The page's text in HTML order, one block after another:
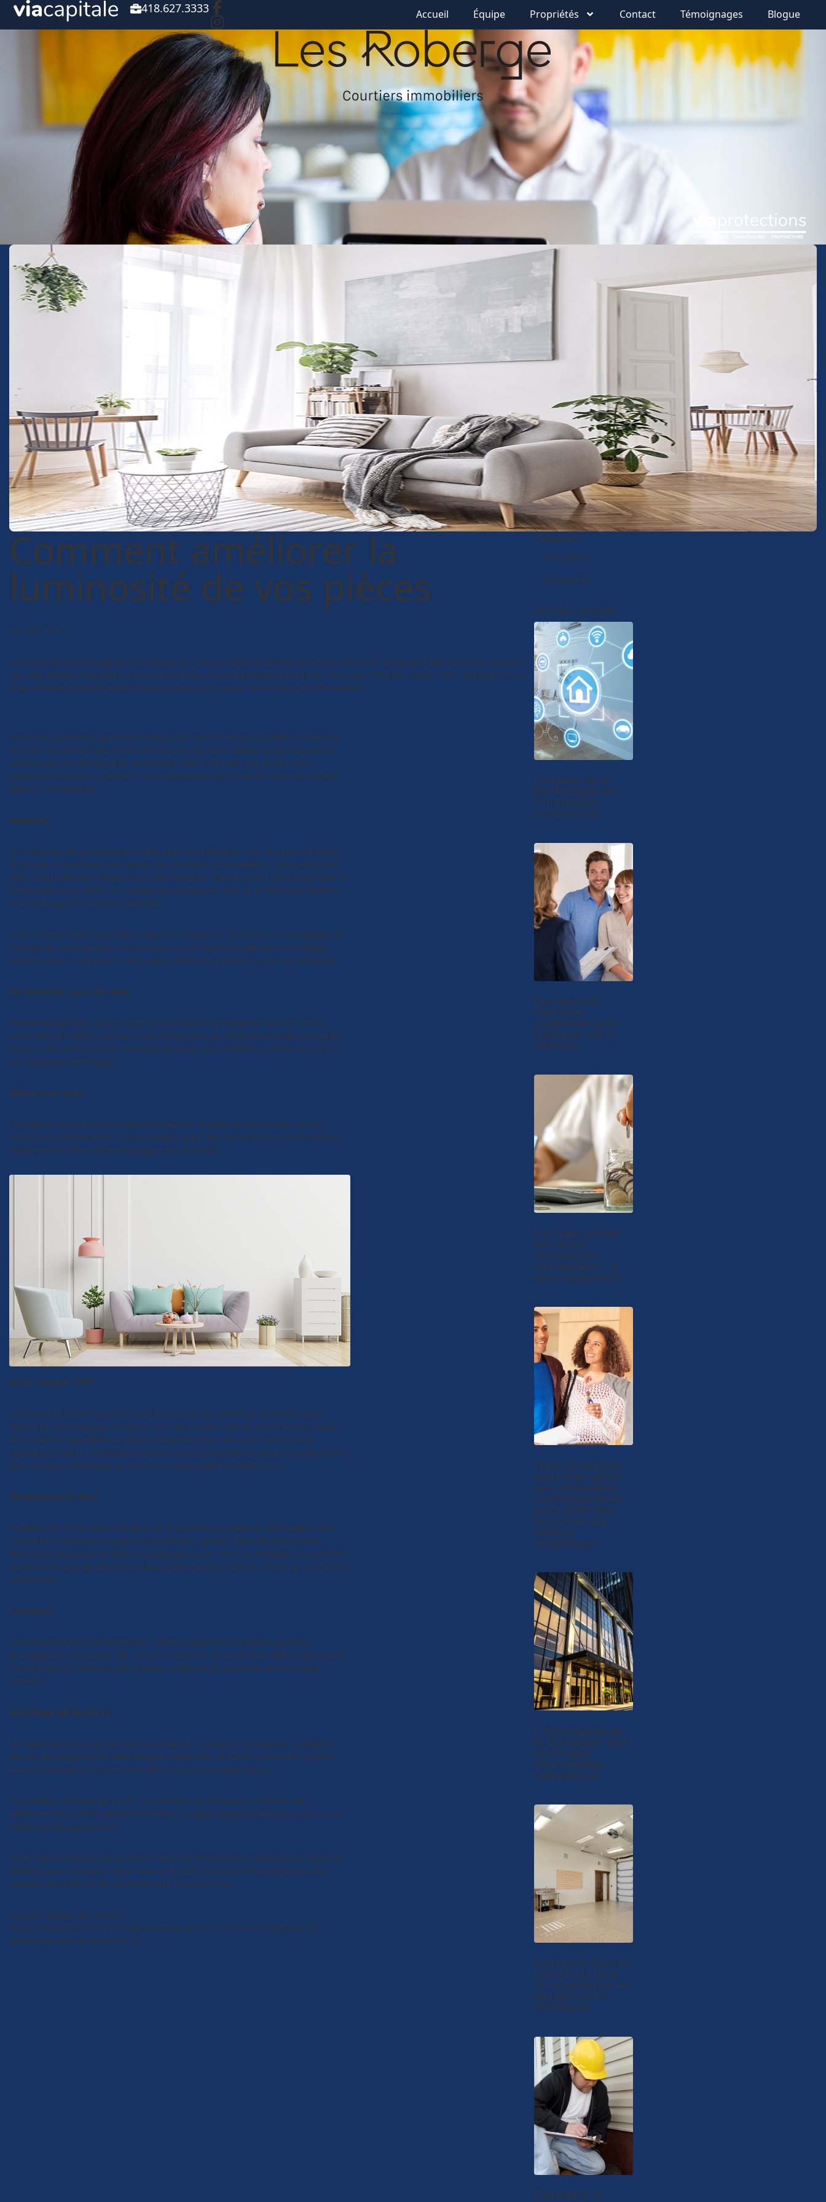
418.627.3333 Accueil Équipe Propriétés Contact Témoignages Blogue
Comment améliorer la
luminosité de vos pièces
20 mai, 2021
Certaines personnes apprécient l’obscurité, mais la majorité préfère la lumière, la clarté. Ce ne sont pas toutes les maisons
qui sont dotées de grandes pièces lumineuses à la fenestration abondante. Mais tout n’est pas perdu. Voici quelques trucs
pour améliorer la luminosité de votre maison sans vous lancer dans les rénovations.
Certaines personnes apprécient l’obscurité, mais la majorité préfère la lumière,
la clarté. Ce ne sont pas toutes les maisons qui sont dotées de grandes pièces
lumineuses à la fenestration abondante. Mais tout n’est pas perdu. Voici
quelques trucs pour améliorer la luminosité de votre maison sans vous lancer
dans les rénovations.
Meubles
Les meubles de grand-maman Alice sont magnifiques, mais ils sont imposants
et foncés. Il serait peut-être temps de repenser votre mobilier : plus petit, plus
pâle. Et que dire de la disposition des meubles? Elle joue pour beaucoup dans la
luminosité d’une pièce. Un meuble foncé disposé sous ou à côté d’une fenêtre
fera ombrage à la lumière naturelle.
Vous pourriez aussi vous lancer dans un projet DIY. Si ça vous dit de décaper le
meuble de votre ancêtre, une teinture ou une peinture pâle est à privilégier.
Comme pour le plancher, le bois pâle reflétera la lumière au lieu de l’absorber.
Un plancher qui a du sens
Parlant de plancher, saviez-vous que les lattes d’un plancher de bois ont un
sens? Afin de refléter un maximum de lumière, les lattes doivent être installées
dans le sens de la lumière naturelle qui entre par la fenêtre. Encore une fois, le
bois pâle est à privilégier.
Moins pour plus
Une pièce encombrée alourdit l’atmosphère et réduit la luminosité. Le mot
d’ordre est minimalisme : moins d’objets pour plus de lumière. Désencombrez
votre espace! Moins d’époussetage, plus de clarté.
De la couleur, SVP!
Comment illuminer une pièce sombre en un rien de temps et à faible coût?
Peinturez votre plafond en blanc, c’est une couleur (plutôt la somme de toutes
les couleurs!) qui reflète la lumière naturelle. Pour les murs, nous avons
tendance à oublier les couleurs claires comme le pastel qui font un grand retour
dans la déco. Privilégiez les murs de couleur pâle et éclatez-vous!
Accessoires et déco
Installez un miroir dans une pièce et la lumière s’y reflétera. Sans oublier que
vous aurez l’impression que la pièce est plus grande. Pour les accessoires
décoratifs, favorisez les objets métalliques ou en verre. Ils refléteront la lumière
naturelle en plus de donner un beau look à la pièce. Miroir, miroir, qui est la plus
lumineuse?
Lumières
Qui dit luminosité, dit luminaires. Selon la pièce et la lumière naturelle,
privilégiez les ampoules DEL. Vous y trouverez un vaste choix d’éclairage chaud
ou froid selon l’utilisation de la pièce. L’idée est de ne laisser aucune zone
d’ombre.
Habillage de fenêtres
Un habillage très imposant nuira à l’objectif : une pièce lumineuse. La fenêtre
devrait être légèrement habillée pour maximiser la lumière naturelle. Laissez
faire les rideaux en velours noir, dites oui aux voilages blancs.
Une fenêtre orientée au nord? Ce n’est plus un problème. Installez des
réflecteurs de lumière devant la fenêtre. Ce petit gadget illuminera votre vie en
même temps que la pièce.
Il n’est pas nécessaire de se lancer dans des rénovations coûteuses ou l’ajout de
fenêtres pour illuminer votre maison. Il suffit d’un peu d’huile de bras pour
peindre une pièce et de créativité pour l’accessoiriser.
Source : Blogue de Centris :
https://www.centris.ca/fr/blogue/astuces-et-deco/comment-ameliorer-la-
luminosite-de-vos-pieces?uc=4
Catégories
Décoration
Résidentiel
Articles relatifs
L’impact de la
technologie sur
l’immobilier
commercial
Des œuvres
d’artistes
québécois pour
sublimer votre
intérieur
Les frais cachés
lors d’une
transaction
immobilière : à
quoi s’attendre?
Trucs et astuces
pour bien gérer
ses immeubles
multilogements
pour avoir des
locataires qui
restent
longtemps!
L’Importance de
la Durabilité dans
les Projets
d’Immobilier
Commercial
Comment donner
une 2e vie (une
2e vocation) à un
garage qu’on
utilise pas
Comment se